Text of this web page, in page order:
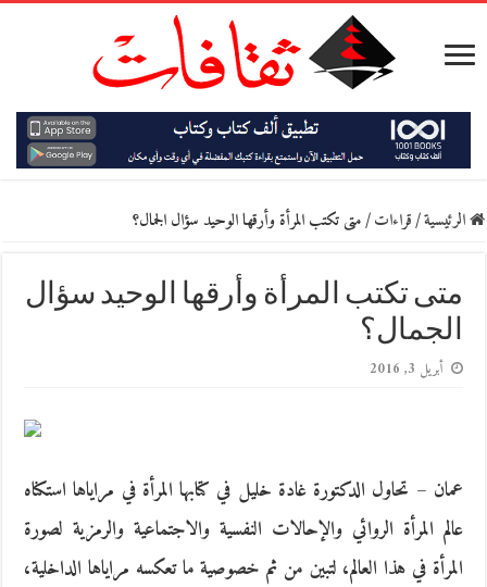
الرئيسية/قراءات/متى تكتب المرأة وأرقها الوحيد سؤال الجمال؟
متى تكتب المرأة وأرقها الوحيد سؤال
الجمال؟
أبريل 3, 2016
عمان – تحاول الدكتورة غادة خليل في كتابها المرأة في مراياها استكناه
عالم المرأة الروائي والإحالات النفسية والاجتماعية والرمزية لصورة
المرأة في هذا العالم، لتبين من ثم خصوصية ما تعكسه مراياها الداخلية،